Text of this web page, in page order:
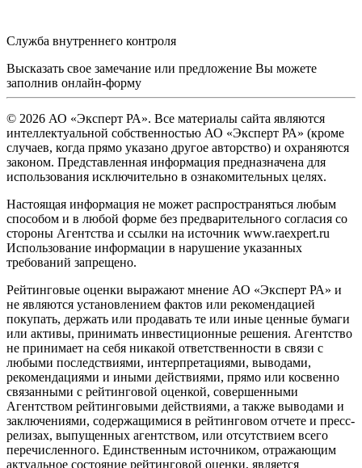
Служба внутреннего контроля
Высказать свое замечание или предложение Вы можете
заполнив онлайн-форму
© 2026 АО «Эксперт РА». Все материалы сайта являются
интеллектуальной собственностью АО «Эксперт РА» (кроме
случаев, когда прямо указано другое авторство) и охраняются
законом. Представленная информация предназначена для
использования исключительно в ознакомительных целях.
Настоящая информация не может распространяться любым
способом и в любой форме без предварительного согласия со
стороны Агентства и ссылки на источник www.raexpert.ru
Использование информации в нарушение указанных
требований запрещено.
Рейтинговые оценки выражают мнение АО «Эксперт РА» и
не являются установлением фактов или рекомендацией
покупать, держать или продавать те или иные ценные бумаги
или активы, принимать инвестиционные решения. Агентство
не принимает на себя никакой ответственности в связи с
любыми последствиями, интерпретациями, выводами,
рекомендациями и иными действиями, прямо или косвенно
связанными с рейтинговой оценкой, совершенными
Агентством рейтинговыми действиями, а также выводами и
заключениями, содержащимися в рейтинговом отчете и пресс-
релизах, выпущенных агентством, или отсутствием всего
перечисленного. Единственным источником, отражающим
актуальное состояние рейтинговой оценки, является